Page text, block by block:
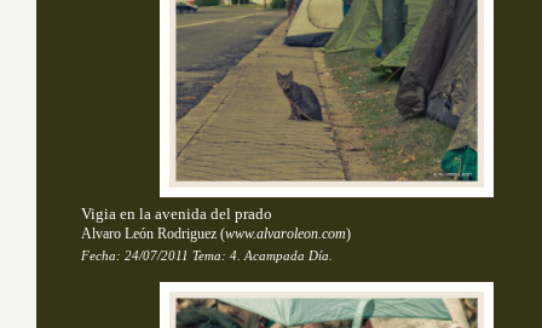
Vigia en la avenida del prado
Alvaro León Rodriguez (www.alvaroleon.com)
Fecha: 24/07/2011 Tema: 4. Acampada Día.